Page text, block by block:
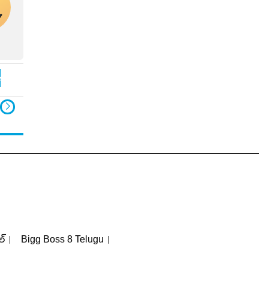
Bigg Boss 8 Telugu